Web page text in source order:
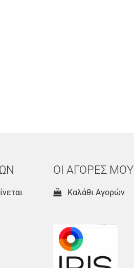
ΟΙ ΑΓΟΡΕΣ ΜΟΥ
Καλάθι Αγορών